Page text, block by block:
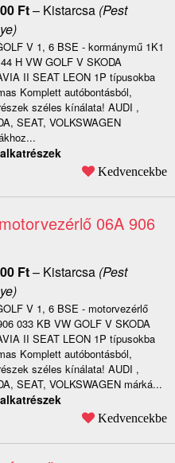
Ft– Kistarcsa(Pest
V 1, 6 BSE - kormánymű 1K1
H VW GOLF V SKODA
II SEAT LEON 1P típusokba
Komplett autóbontásból,
széles kínálata! AUDI ,
SEAT, VOLKSWAGEN
Kedvencekbe
06A 906
Ft– Kistarcsa(Pest
V 1, 6 BSE - motorvezérlő
033 KB VW GOLF V SKODA
II SEAT LEON 1P típusokba
Komplett autóbontásból,
széles kínálata! AUDI ,
SEAT, VOLKSWAGEN márká...
Kedvencekbe